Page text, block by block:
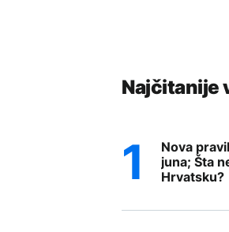
Najčitanije
Nova
juna; Šta
Hrvatsku?